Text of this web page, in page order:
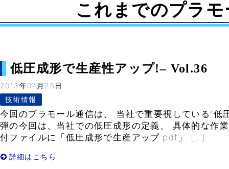
これまでのプラ
低圧成形で生産性アップ!– Vol.36
2013年07月25日
技術情報
今回のプラモール通信は、 当社で重要視している”低
弾の今回は、当社での低圧成形の定義、 具体的な作
付ファイルに「低圧成形で生産アップ.pdf」 […]
詳細はこちら